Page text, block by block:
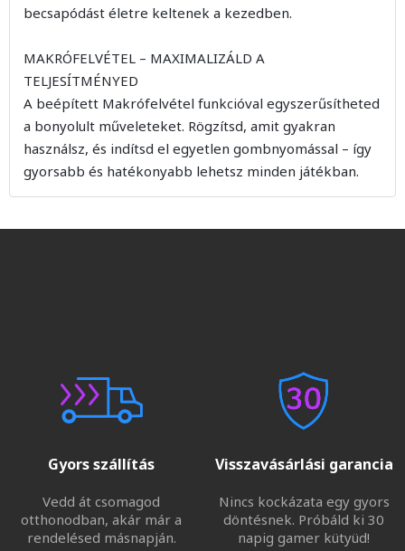
becsapódást életre keltenek a kezedben.
MAKRÓFELVÉTEL – MAXIMALIZÁLD A
TELJESÍTMÉNYED
A beépített Makrófelvétel funkcióval egyszerűsítheted
a bonyolult műveleteket. Rögzítsd, amit gyakran
használsz, és indítsd el egyetlen gombnyomással – így
gyorsabb és hatékonyabb lehetsz minden játékban.
Gyors szállítás
Vedd át csomagod
otthonodban, akár már a
rendelésed másnapján.
Visszavásárlási garancia
Nincs kockázata egy gyors
döntésnek. Próbáld ki 30
napig gamer kütyüd!